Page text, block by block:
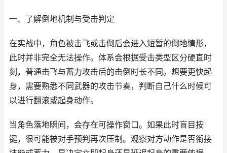
一、了解倒地机制与受击判定
在实战中，角色被击飞或击倒后会进入短暂的倒地情形，
此时并非完全无法操作。体系会根据受击类型区分硬直时
刻，普通击飞与蓄力攻击后的击倒时长不同。想要更快起
身，需要熟悉不同武器的攻击节奏，判断自己什么时候可
以进行翻滚或起身动作。
当角色落地瞬间，会存在可操作窗口。如果此时盲目按
键，很可能被对手预判再次压制。观察对方动作是否衔接